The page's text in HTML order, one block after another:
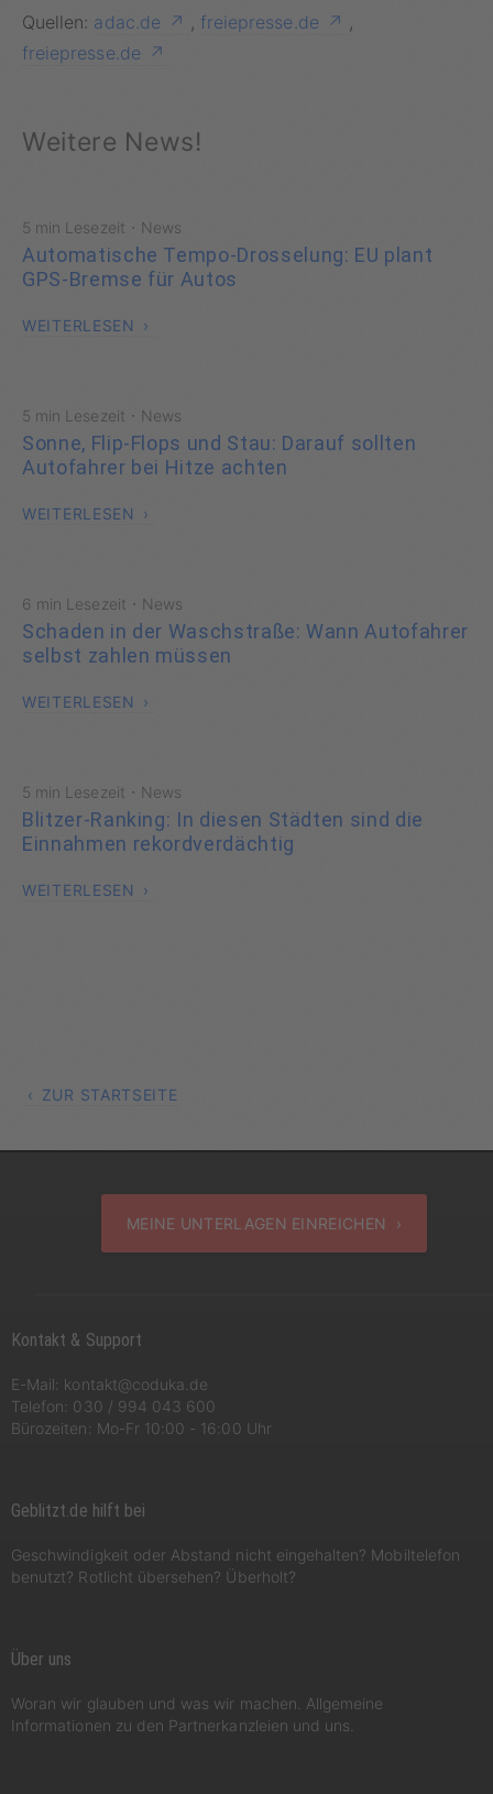
Quellen: adac.de , freiepresse.de
,
freiepresse.de
Weitere News!
5 min Lesezeit · News
Automatische Tempo-Drosselung: EU plant
GPS-Bremse für Autos
WEITERLESEN
5 min Lesezeit · News
Sonne, Flip-Flops und Stau: Darauf sollten
Autofahrer bei Hitze achten
WEITERLESEN
6 min Lesezeit · News
Schaden in der Waschstraße: Wann Autofahrer
selbst zahlen müssen
WEITERLESEN
5 min Lesezeit · News
Blitzer-Ranking: In diesen Städten sind die
Einnahmen rekordverdächtig
WEITERLESEN
ZUR STARTSEITE
MEINE UNTERLAGEN EINREICHEN ›
Kontakt & Support
E-Mail: kontakt@coduka.de
Telefon: 030 / 994 043 600
Bürozeiten: Mo-Fr 10:00 - 16:00 Uhr
Geblitzt.de hilft bei
Geschwindigkeit oder Abstand nicht eingehalten? Mobiltelefon
benutzt? Rotlicht übersehen? Überholt?
Über uns
Woran wir glauben und was wir machen. Allgemeine
Informationen zu den Partnerkanzleien und uns.